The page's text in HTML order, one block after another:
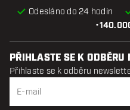
•
Odesláno do 24 hodin
PŘIHLASTE SE K ODBĚRU
Přihlaste se k odběru